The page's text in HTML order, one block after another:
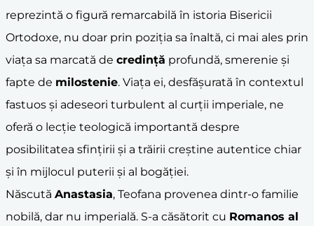
reprezintă o figură remarcabilă în istoria Bisericii
Ortodoxe, nu doar prin poziția sa înaltă, ci mai ales prin
viața sa marcată de credință profundă, smerenie și
fapte de milostenie. Viața ei, desfășurată în contextul
fastuos și adeseori turbulent al curții imperiale, ne
oferă o lecție teologică importantă despre
posibilitatea sfințirii și a trăirii creștine autentice chiar
și în mijlocul puterii și al bogăției.
Născută Anastasia, Teofana provenea dintr-o familie
nobilă, dar nu imperială. S-a căsătorit cu Romanos al